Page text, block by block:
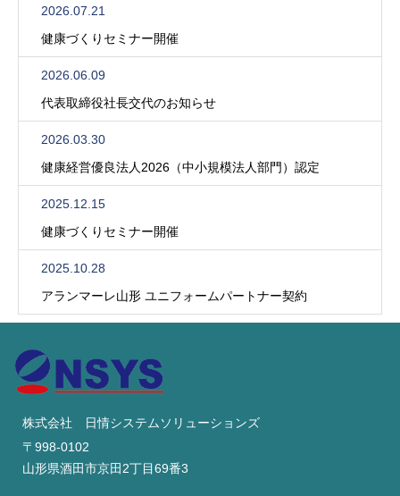
2026.07.21
健康づくりセミナー開催
2026.06.09
代表取締役社長交代のお知らせ
2026.03.30
健康経営優良法人2026（中小規模法人部門）認定
2025.12.15
健康づくりセミナー開催
2025.10.28
アランマーレ山形 ユニフォームパートナー契約
株式会社 日情システムソリューションズ
〒998-0102
山形県酒田市京田2丁目69番3